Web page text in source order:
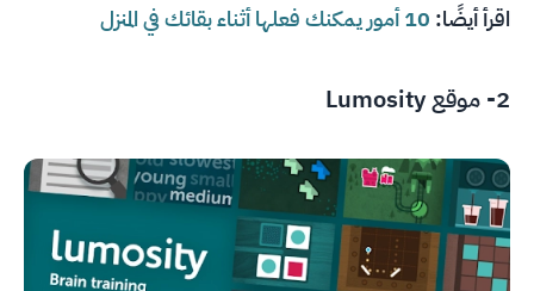
اقرأ أيضًا: 10 أمور يمكنك فعلها أثناء بقائك في المنزل
2- موقع Lumosity